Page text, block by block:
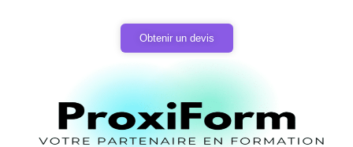
Obtenir un devis